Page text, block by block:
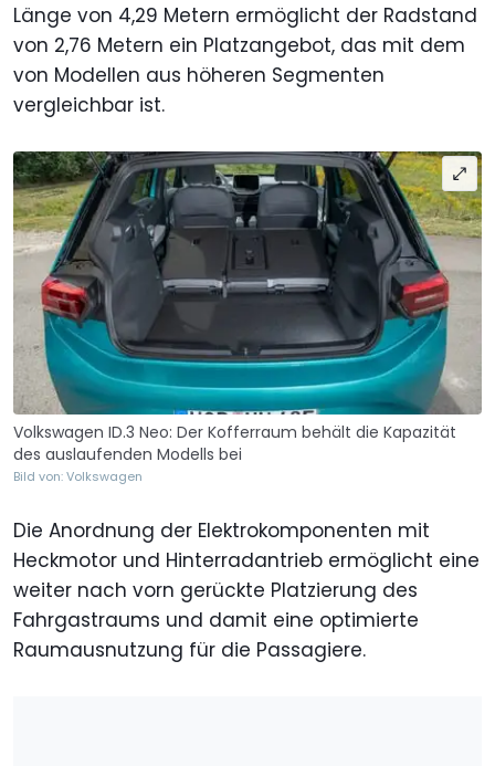
Länge von 4,29 Metern ermöglicht der Radstand
von 2,76 Metern ein Platzangebot, das mit dem
von Modellen aus höheren Segmenten
vergleichbar ist.
Volkswagen ID.3 Neo: Der Kofferraum behält die Kapazität
des auslaufenden Modells bei
Bild von: Volkswagen
Die Anordnung der Elektrokomponenten mit
Heckmotor und Hinterradantrieb ermöglicht eine
weiter nach vorn gerückte Platzierung des
Fahrgastraums und damit eine optimierte
Raumausnutzung für die Passagiere.